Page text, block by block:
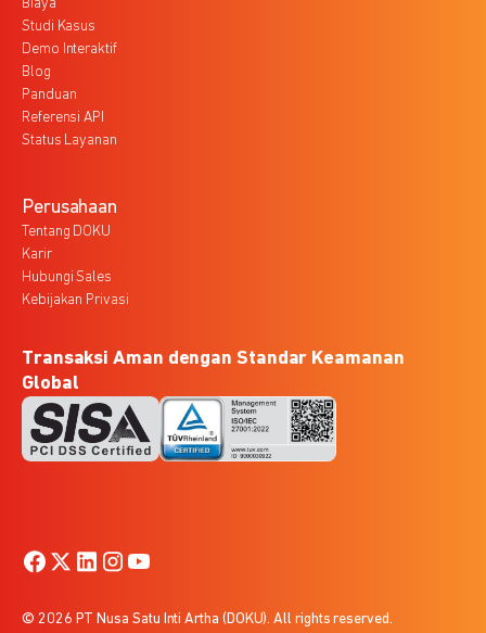
Biaya
Studi Kasus
Demo Interaktif
Blog
Panduan
Referensi API
Status Layanan
Perusahaan
Tentang DOKU
Karir
Hubungi Sales
Kebijakan Privasi
Transaksi Aman dengan Standar Keamanan
Global
© 2026 PT Nusa Satu Inti Artha (DOKU). All rights reserved.